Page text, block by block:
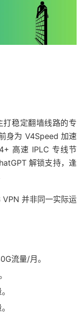
稳定翻墙线路的专
身为 V4Speed 加速
高速 IPLC 专线节
解锁支持，逢
并非同一实际运
流量/月。